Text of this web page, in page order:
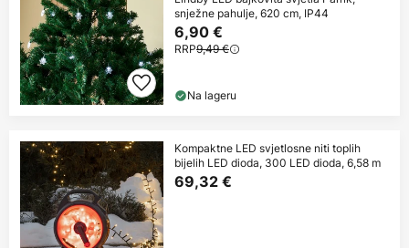
snježne pahulje, 620 cm, IP44
6,90 €
RRP9,49 €
Na lageru
Kompaktne LED svjetlosne niti toplih
bijelih LED dioda, 300 LED dioda, 6,58 m
69,32 €